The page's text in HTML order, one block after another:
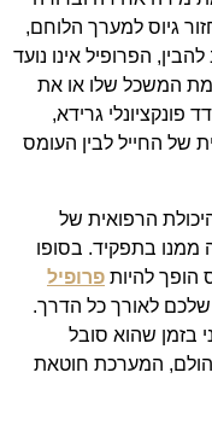
גיוס למערך הלוחם,
הפרופיל אינו נועד
המשכל שלו או את
גרידא,
של החייל לבין העומס
הרפואית של
ממנו בתפקיד. בסופו
הופך להיות פרופיל
לאורך כל הדרך.
בזמן שהוא סובל
הולם, המערכת חוטאת